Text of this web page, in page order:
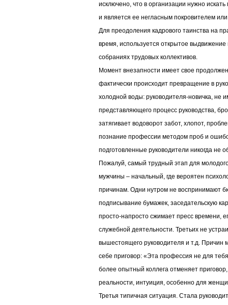
исключено, что в организации нужно
и является ее негласным покровителем
Для преодоления кадрового таинства на
время, используется открытое
собраниях трудовых коллективов.
Момент внезапности имеет свое
фактически происходит превращение в
холодной воды: руководителя-новичка, не
представляющего процесс руководства,
затягивает водоворот забот, хлопот,
познание профессии методом проб и
подготовленные руководители никогда не
Пожалуй, самый трудный этап для
мужчины – начальный, где вероятен
причинам. Одни нутром не воспринимают
подписывание бумажек, заседательскую
просто-напросто сжимает пресс времени,
служебной деятельности. Третьих не
вышестоящего руководителя и т.д. Причин
себе приговор: «Эта профессия не для
более опытный коллега отменяет
реальности, интуиция, особенно для
Третья типичная ситуация. Стала